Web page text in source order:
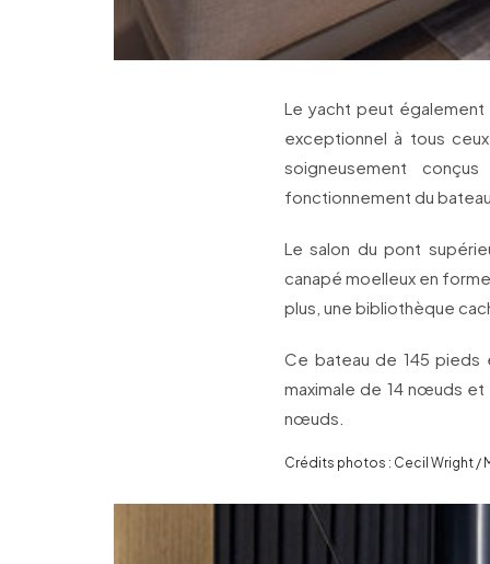
Le yacht peut
exceptionnel à tous
soigneusement
fonctionnement du
Le salon du pont
canapé moelleux en
plus, une bibliothèque
Ce bateau de 145 pieds
maximale de 14 nœuds et
nœuds.
Crédits photos : Cecil Wright /